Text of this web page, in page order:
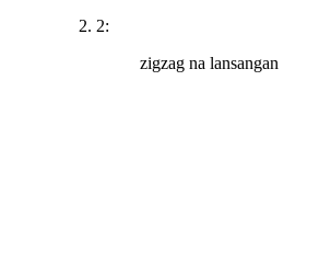
2:
zigzag na lansangan